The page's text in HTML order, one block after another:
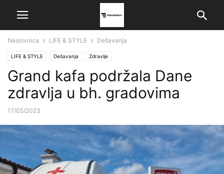
Naslovnica LIFE & STYLE Dešavanja
LIFE & STYLE Dešavanja Zdravlje
Grand kafa podržala Dane
zdravlja u bh. gradovima
17/05/2023